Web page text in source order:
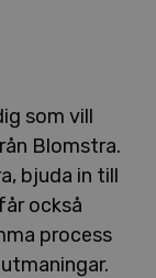
som vill
Blomstra.
bjuda in till
också
process